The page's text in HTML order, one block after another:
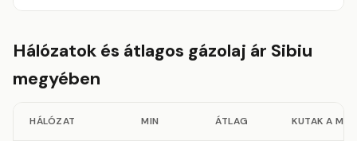
Hálózatok és átlagos gázolaj ár Sibiu
megyében
HÁLÓZAT MIN ÁTLAG KUTAK A